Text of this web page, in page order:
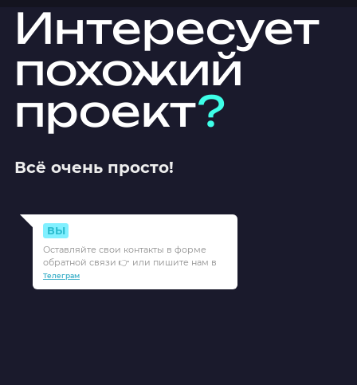
Интересует
похожий
проект?
Всё очень просто!
ВЫ
Оставляйте свои контакты в форме
обратной связи 👉 или пишите нам в
Телеграм